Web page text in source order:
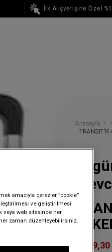
İlk Alışverişine Özel
E-posta
Anasayfa
TRANSIT'R
amacıyla çerezler ”cookie”
ve geliştirilmesi
veya web sitesinde her
her zaman düzenleyebilirsiniz.